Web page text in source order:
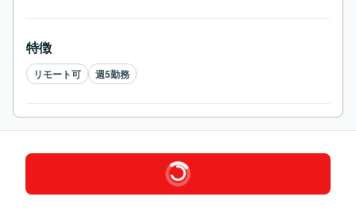
特徴
リモート可 週5勤務